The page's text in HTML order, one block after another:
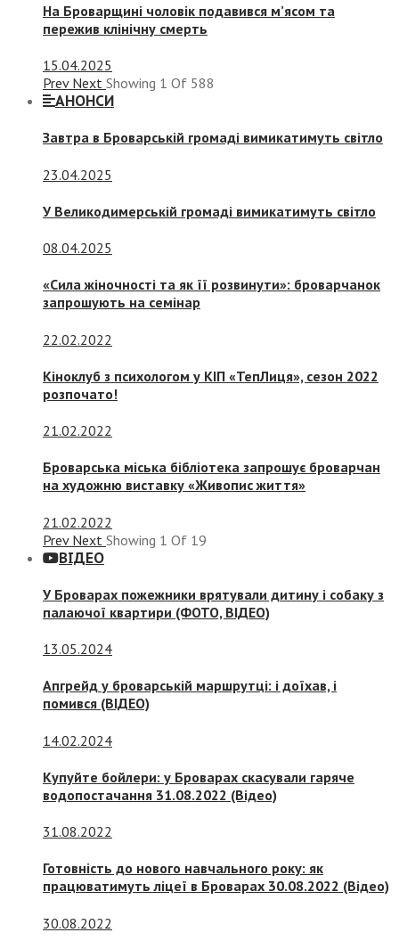
На Броварщині чоловік подавився м’ясом та
пережив клінічну смерть
15.04.2025
Prev Next Showing 1 Of 588
АНОНСИ
Завтра в Броварській громаді вимикатимуть світло
23.04.2025
У Великодимерській громаді вимикатимуть світло
08.04.2025
«Сила жіночності та як її розвинути»: броварчанок
запрошують на семінар
22.02.2022
Кіноклуб з психологом у КІП «ТепЛиця», сезон 2022
розпочато!
21.02.2022
Броварська міська бібліотека запрошує броварчан
на художню виставку «Живопис життя»
21.02.2022
Prev Next Showing 1 Of 19
ВІДЕО
У Броварах пожежники врятували дитину і собаку з
палаючої квартири (ФОТО, ВІДЕО)
13.05.2024
Апгрейд у броварській маршрутці: і доїхав, і
помився (ВІДЕО)
14.02.2024
Купуйте бойлери: у Броварах скасували гаряче
водопостачання 31.08.2022 (Відео)
31.08.2022
Готовність до нового навчального року: як
працюватимуть ліцеї в Броварах 30.08.2022 (Відео)
30.08.2022